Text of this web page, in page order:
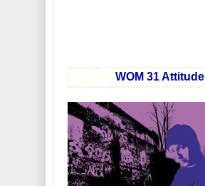
WOM 31 Attitude